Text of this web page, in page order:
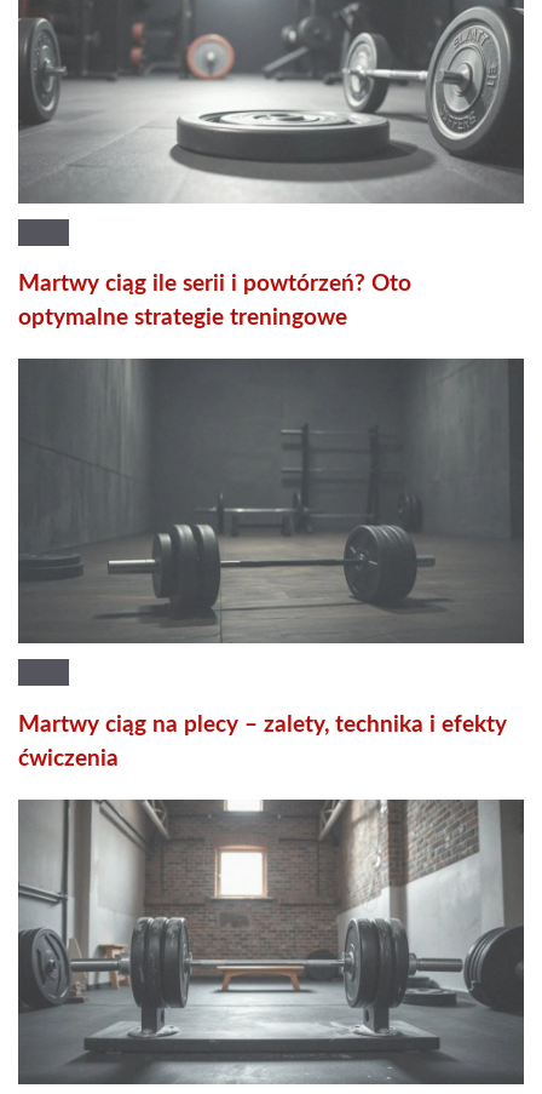
Martwy ciąg ile serii i powtórzeń? Oto
optymalne strategie treningowe
Martwy ciąg na plecy – zalety, technika i efekty
ćwiczenia